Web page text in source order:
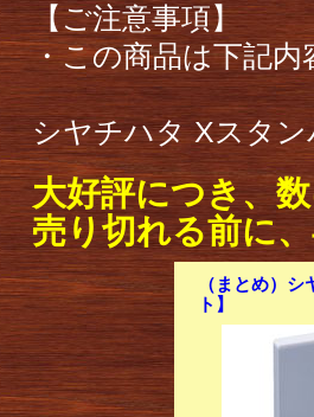
【ご注意事項】
・この商品は下記
シヤチハタ Xスタン
大好評につき、
売り切れる前に
（まとめ）
ト】